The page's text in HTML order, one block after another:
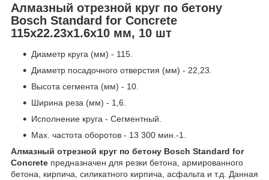
Алмазный отрезной круг по бетону
Bosch Standard for Concrete
115x22.23x1.6x10 мм, 10 шт
Диаметр круга (мм) - 115.
Диаметр посадочного отверстия (мм) - 22,23.
Высота сегмента (мм) - 10.
Ширина реза (мм) - 1,6.
Исполнение круга - Сегментный.
Мах. частота оборотов - 13 300 мин.-1.
Алмазный отрезной круг по бетону Bosch Standard for
Concrete предназначен для резки бетона, армированного
бетона, кирпича, силикатного кирпича, асфальта и т.д. Данная